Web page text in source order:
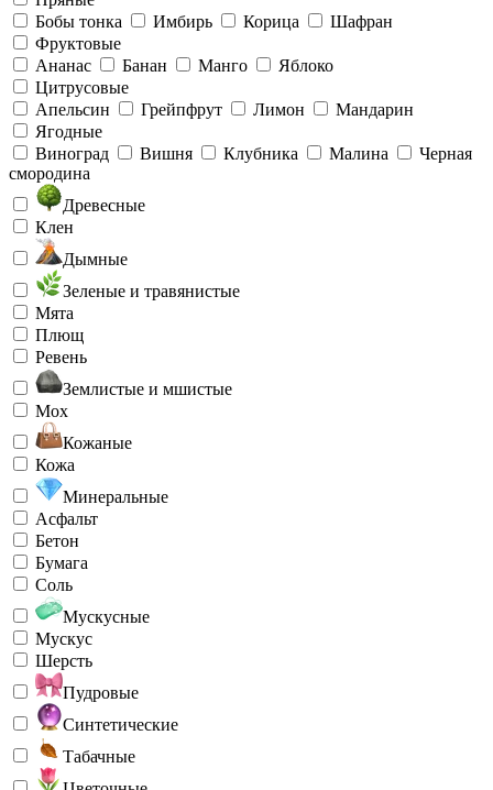
Бобы тонка
Имбирь Корица
Шафран
Фруктовые
Ананас
Банан Манго
Яблоко
Цитрусовые
Апельсин
Грейпфрут Лимон
Мандарин
Ягодные
Виноград
Вишня Клубника Малина
Черная
смородина
Древесные
Клен
Дымные
Зеленые и травянистые
Мята
Плющ
Ревень
Землистые и мшистые
Мох
Кожаные
Кожа
Минеральные
Асфальт
Бетон
Бумага
Соль
Мускусные
Мускус
Шерсть
Пудровые
Синтетические
Табачные